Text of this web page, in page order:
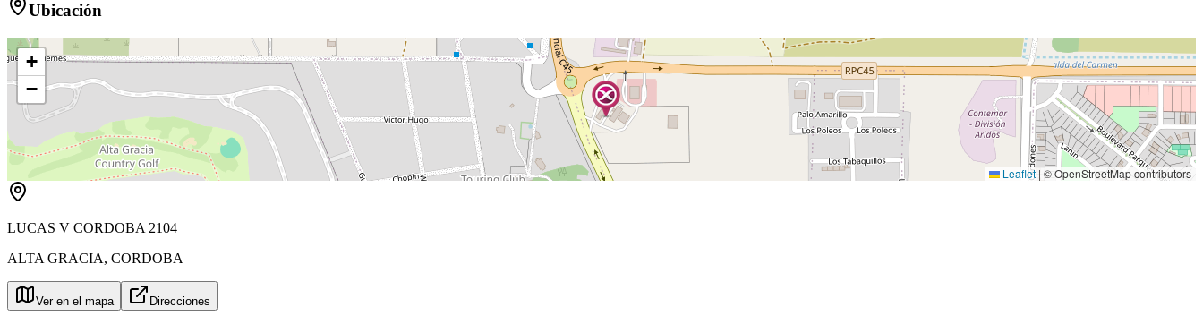
Ubicación
+
−
Leaflet | © OpenStreetMap contributors
LUCAS V CORDOBA 2104
ALTA GRACIA, CORDOBA
Ver en el mapa Direcciones